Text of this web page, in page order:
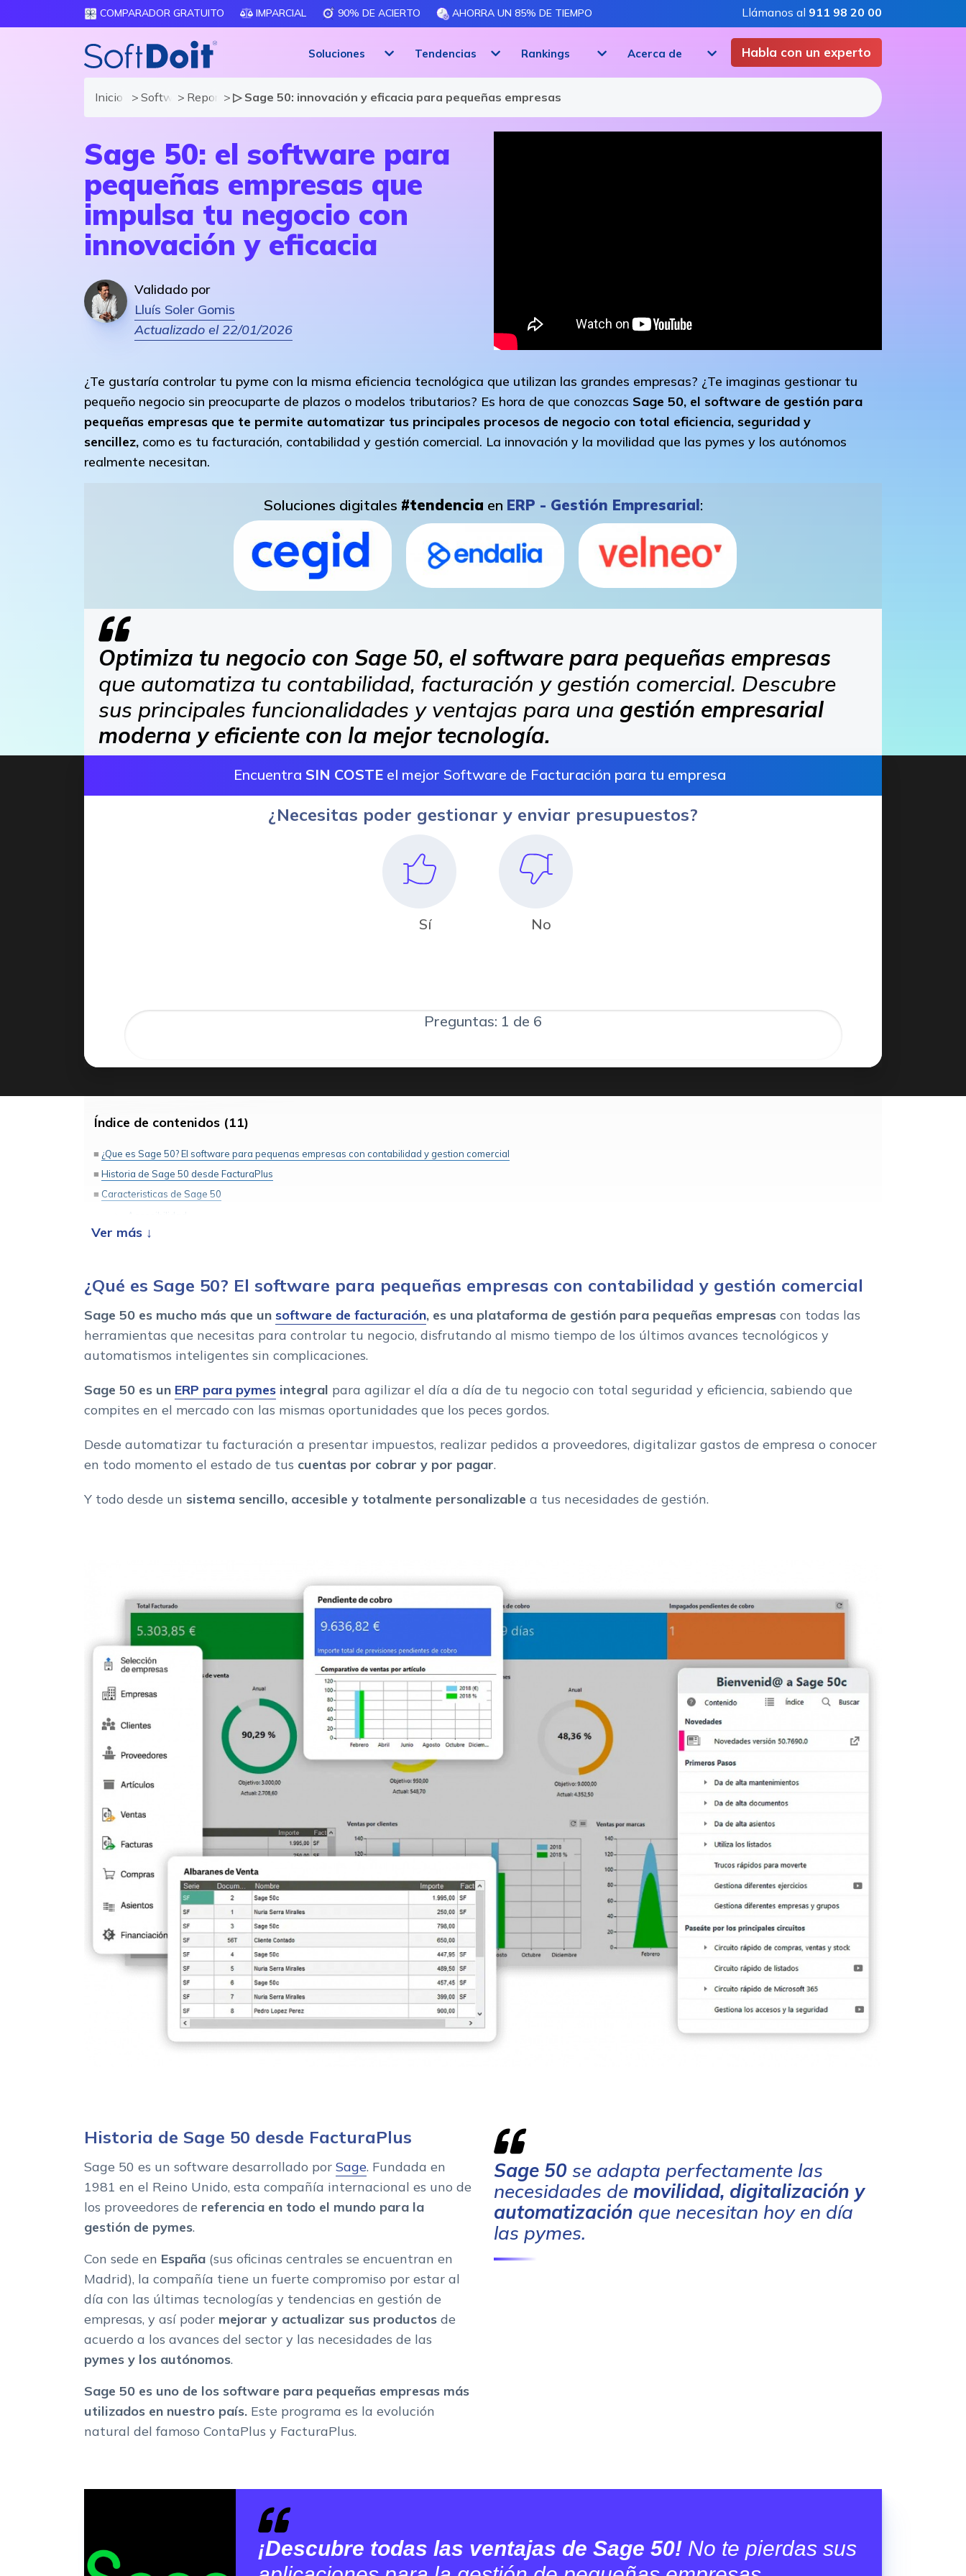
COMPARADOR GRATUITO IMPARCIAL 90% DE ACIERTO AHORRA UN 85% DE TIEMPO Llámanos al 911 98 20 00
Habla con un experto
Soluciones Tendencias Rankings Acerca de
Inicio Software ERPReportajes▷ Sage 50: innovación y eficacia para pequeñas empresas
Sage 50: el software para
pequeñas empresas que
impulsa tu negocio con
innovación y eficacia
Validado por
Lluís Soler Gomis
Actualizado el 22/01/2026
¿Te gustaría controlar tu pyme con la misma eficiencia tecnológica que utilizan las grandes empresas? ¿Te imaginas gestionar tu
pequeño negocio sin preocuparte de plazos o modelos tributarios? Es hora de que conozcas Sage 50, el software de gestión para
pequeñas empresas que te permite automatizar tus principales procesos de negocio con total eficiencia, seguridad y
sencillez, como es tu facturación, contabilidad y gestión comercial. La innovación y la movilidad que las pymes y los autónomos
realmente necesitan.
Soluciones digitales #tendenciaen ERP - Gestión Empresarial:
Optimiza tu negocio con Sage 50, el software para pequeñas empresas
que automatiza tu contabilidad, facturación y gestión comercial. Descubre
sus principales funcionalidades y ventajas para una gestión empresarial
moderna y eficiente con la mejor tecnología.
Encuentra SIN COSTEel mejor Software de Facturación para tu empresa
¿Necesitas poder gestionar y enviar presupuestos?
Sí No
Preguntas: 1 de 6
Índice de contenidos (11)
¿Que es Sage 50? El software para pequenas empresas con contabilidad y gestion comercial
Historia de Sage 50 desde FacturaPlus
Caracteristicas de Sage 50
Adaptacion a los actuales retos empresariales
Integraciones
Soporte al usuario
Principales funcionalidades de Sage 50
Ventajas de utilizar Sage 50 para gestionar tu negocio
¿Qué es Sage 50? El software para pequeñas empresas con contabilidad y gestión comercial
Sage 50 es mucho más que un software de facturación, es una plataforma de gestión para pequeñas empresas con todas las
herramientas que necesitas para controlar tu negocio, disfrutando al mismo tiempo de los últimos avances tecnológicos y
automatismos inteligentes sin complicaciones.
Sage 50 es un ERP para pymes integral para agilizar el día a día de tu negocio con total seguridad y eficiencia, sabiendo que
compites en el mercado con las mismas oportunidades que los peces gordos.
Desde automatizar tu facturación a presentar impuestos, realizar pedidos a proveedores, digitalizar gastos de empresa o conocer
en todo momento el estado de tus cuentas por cobrar y por pagar.
Y todo desde un sistema sencillo, accesible y totalmente personalizable a tus necesidades de gestión.
Historia de Sage 50 desde FacturaPlus
Sage 50 es un software desarrollado por Sage. Fundada en
1981 en el Reino Unido, esta compañía internacional es uno de
los proveedores de referencia en todo el mundo para la
gestión de pymes.
Con sede en España (sus oficinas centrales se encuentran en
Madrid), la compañía tiene un fuerte compromiso por estar al
día con las últimas tecnologías y tendencias en gestión de
empresas, y así poder mejorar y actualizar sus productos de
acuerdo a los avances del sector y las necesidades de las
pymes y los autónomos.
Sage 50 es uno de los software para pequeñas empresas más
utilizados en nuestro país. Este programa es la evolución
natural del famoso ContaPlus y FacturaPlus.
Sage 50 se adapta perfectamente las
necesidades de movilidad, digitalización y
automatización que necesitan hoy en día
las pymes.
¡Descubre todas las ventajas de Sage 50! No te pierdas sus